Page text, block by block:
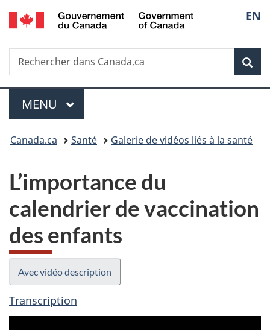
Passer
au
principal
Passer
à
Au
du
Passer
à
version
simplifiée
de
la
EN
Recherche
Rechercher
dans
Menu
MENU PRINCIPAL
Vous
ici :
Canada.ca Santé Galerie de vidéos liés à la santé
L’importance du
calendrier de vaccination
des enfants
Avec vidéo description
Transcription